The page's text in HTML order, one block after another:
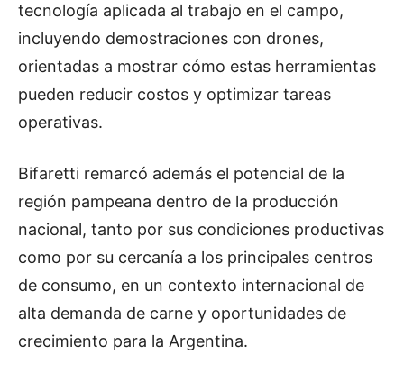
tecnología aplicada al trabajo en el campo,
incluyendo demostraciones con drones,
orientadas a mostrar cómo estas herramientas
pueden reducir costos y optimizar tareas
operativas.
Bifaretti remarcó además el potencial de la
región pampeana dentro de la producción
nacional, tanto por sus condiciones productivas
como por su cercanía a los principales centros
de consumo, en un contexto internacional de
alta demanda de carne y oportunidades de
crecimiento para la Argentina.